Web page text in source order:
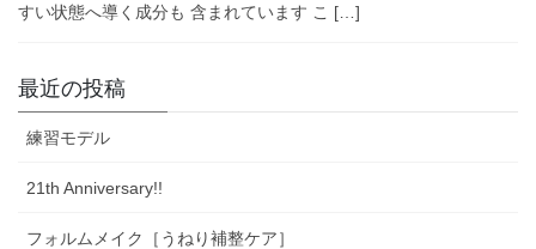
すい状態へ導く成分も 含まれています こ […]
最近の投稿
練習モデル
21th Anniversary!!
フォルムメイク［うねり補整ケア］